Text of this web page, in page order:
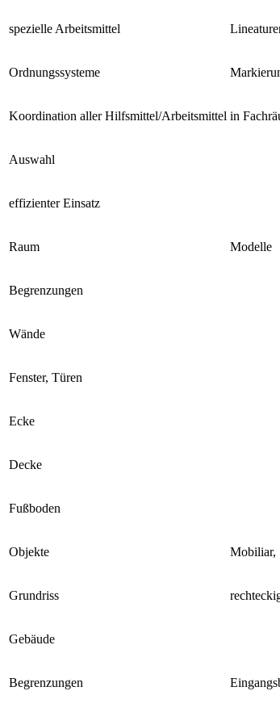
spezielle Arbeitsmittel
Ordnungssysteme
Koordination aller Hilfsmittel/Arbeitsmittel in
Auswahl
effizienter Einsatz
Raum Modelle
Begrenzungen
Wände
Fenster, Türen
Ecke
Decke
Fußboden
Objekte Mobiliar,
Grundriss
Gebäude
Begrenzungen